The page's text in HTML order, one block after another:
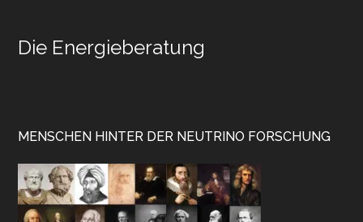
Die Energieberatung
MENSCHEN HINTER DER NEUTRINO FORSCHUNG